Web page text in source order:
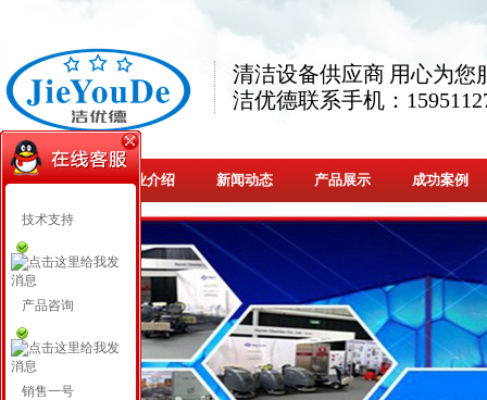
清洁设备供应商 用心为您
洁优德联系手机：
网站首页 企业介绍 新闻动态 产品展示 成功案例
技术支持
产品咨询
销售一号